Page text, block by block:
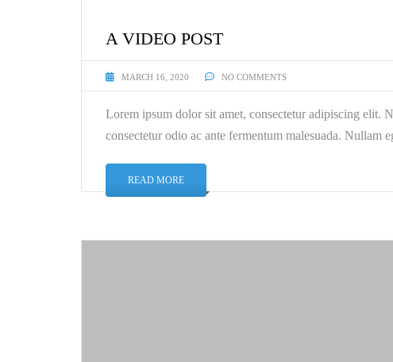
A VIDEO POST
MARCH 16, 2020 NO COMMENTS
Lorem ipsum dolor sit amet, consectetur adipiscing elit.
consectetur odio ac ante fermentum malesuada. Nullam
READ MORE